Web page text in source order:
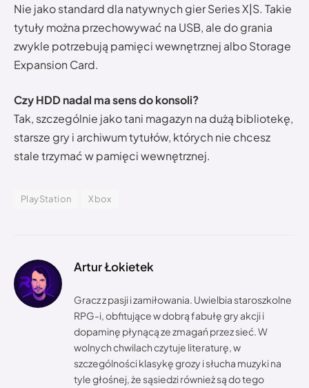
Nie jako standard dla natywnych gier Series X|S. Takie
tytuły można przechowywać na USB, ale do grania
zwykle potrzebują pamięci wewnętrznej albo Storage
Expansion Card.
Czy HDD nadal ma sens do konsoli?
Tak, szczególnie jako tani magazyn na dużą bibliotekę,
starsze gry i archiwum tytułów, których nie chcesz
stale trzymać w pamięci wewnętrznej.
PlayStation Xbox
Artur Łokietek
Gracz z pasji i zamiłowania. Uwielbia staroszkolne
RPG-i, obfitujące w dobrą fabułę gry akcji i
dopaminę płynącą ze zmagań przez sieć. W
wolnych chwilach czytuje literaturę, w
szczególności klasykę grozy i słucha muzyki na
tyle głośnej, że sąsiedzi również są do tego